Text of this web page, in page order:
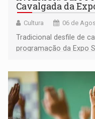
Cavalgada da
Cultura 06 de
Tradicional desfile de
programação da Expo